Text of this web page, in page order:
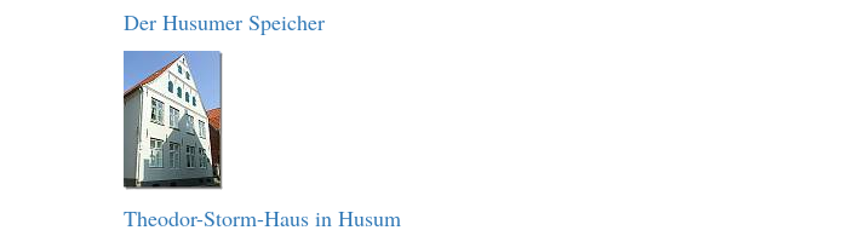
Der Husumer Speicher
Theodor-Storm-Haus in Husum